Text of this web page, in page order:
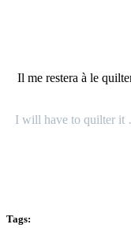
Il me restera à le
I will have to quilter it
Tags: